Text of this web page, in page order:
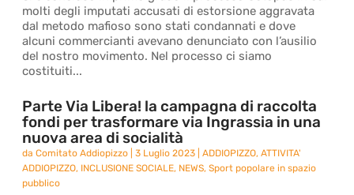
molti degli imputati accusati di estorsione aggravata
dal metodo mafioso sono stati condannati e dove
alcuni commercianti avevano denunciato con l’ausilio
del nostro movimento. Nel processo ci siamo
costituiti...
Parte Via Libera! la campagna di raccolta
fondi per trasformare via Ingrassia in una
nuova area di socialità
daComitato Addiopizzo |3 Luglio 2023 |ADDIOPIZZO,ATTIVITA'
ADDIOPIZZO, INCLUSIONE SOCIALE, NEWS,Sport popolare in spazio
pubblico